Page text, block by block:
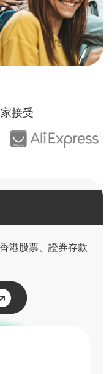
接受
港股票、證券存款